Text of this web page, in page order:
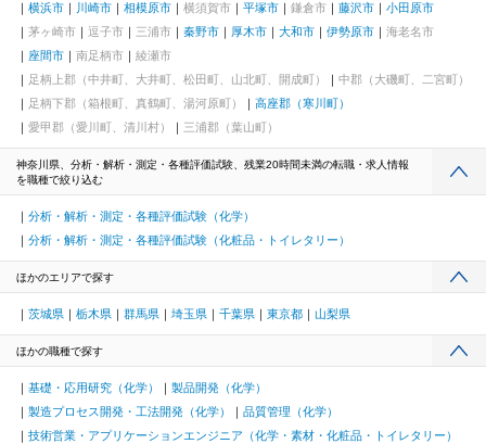
横浜市 川崎市 相模原市 横須賀市 平塚市 鎌倉市 藤沢市
小田原市
茅ヶ崎市
逗子市 三浦市 秦野市 厚木市 大和市 伊勢原市
海老名市
座間市
南足柄市
綾瀬市
足柄上郡（中井町、大井町、松田町、山北町、開成町）
中郡（大磯町、二宮町）
足柄下郡（箱根町、真鶴町、湯河原町）
高座郡（寒川町）
愛甲郡（愛川町、清川村）
三浦郡（葉山町）
神奈川県、分析・解析・測定・各種評価試験、残業20時間未満の転職・求人情報
を職種で絞り込む
分析・解析・測定・各種評価試験（化学）
分析・解析・測定・各種評価試験（化粧品・トイレタリー）
ほかのエリアで探す
茨城県 栃木県 群馬県 埼玉県 千葉県 東京都 山梨県
ほかの職種で探す
基礎・応用研究（化学）
製品開発（化学）
製造プロセス開発・工法開発（化学）
品質管理（化学）
技術営業・アプリケーションエンジニア（化学・素材・化粧品・トイレタリー）